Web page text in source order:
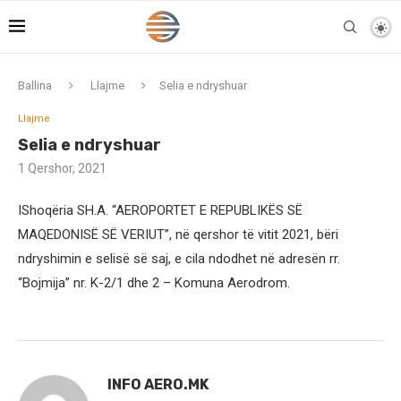
Ballina Llajme Selia e ndryshuar
Llajme
Selia e ndryshuar
1 Qershor, 2021
IShoqëria SH.A. “AEROPORTET E REPUBLIKËS SË
MAQEDONISË SË VERIUT”, në qershor të vitit 2021, bëri
ndryshimin e selisë së saj, e cila ndodhet në adresën rr.
“Bojmija” nr. K-2/1 dhe 2 – Komuna Aerodrom.
INFO AERO.MK